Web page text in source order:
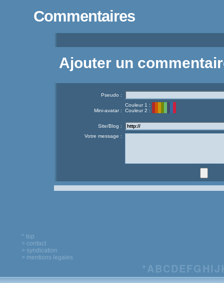
Commentaires
Ajouter un
Pseudo :
Mini-avatar :
Couleur 1 :
Couleur 2 :
Site/Blog :
Votre message :
^ top
> contact
> syndication
> mentions legales
*ABCDEFG HIJ